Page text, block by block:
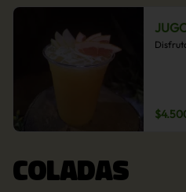
COLADAS